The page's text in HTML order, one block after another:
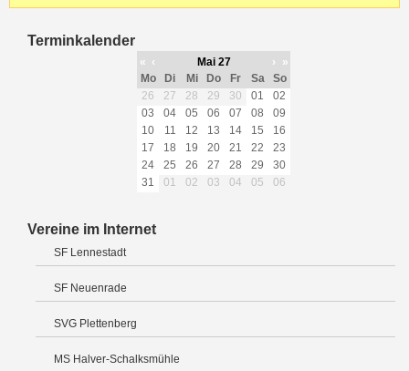
Terminkalender
« ‹ Mai 27 ›
»
Mo
Di Mi Do Fr Sa
So
26
27 28 29 30 01
02
03
04 05 06 07 08
09
10
11 12 13 14 15
16
17
18 19 20 21 22
23
24
25 26 27 28 29
30
31
01 02 03 04 05 06
Vereine im Internet
SF Lennestadt
SF Neuenrade
SVG Plettenberg
MS Halver-Schalksmühle